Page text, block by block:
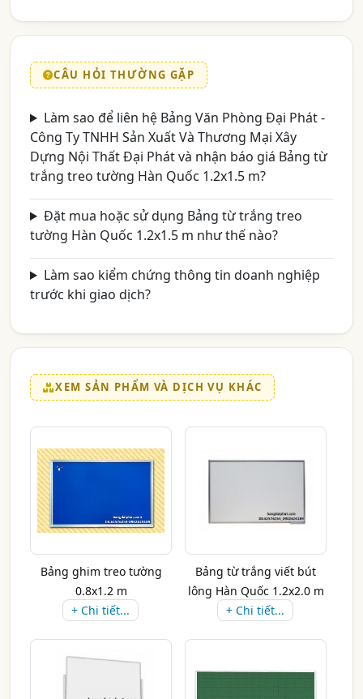
CÂU HỎI THƯỜNG GẶP
Làm sao để liên hệ Bảng Văn Phòng Đại Phát -
Công Ty TNHH Sản Xuất Và Thương Mại Xây
Dựng Nội Thất Đại Phát và nhận báo giá Bảng từ
trắng treo tường Hàn Quốc 1.2x1.5 m?
Đặt mua hoặc sử dụng Bảng từ trắng treo
tường Hàn Quốc 1.2x1.5 m như thế nào?
Làm sao kiểm chứng thông tin doanh nghiệp
trước khi giao dịch?
XEM SẢN PHẨM VÀ DỊCH VỤ KHÁC
Bảng ghim treo tường
0.8x1.2 m
+ Chi tiết...
Bảng từ trắng viết bút
lông Hàn Quốc 1.2x2.0 m
+ Chi tiết...